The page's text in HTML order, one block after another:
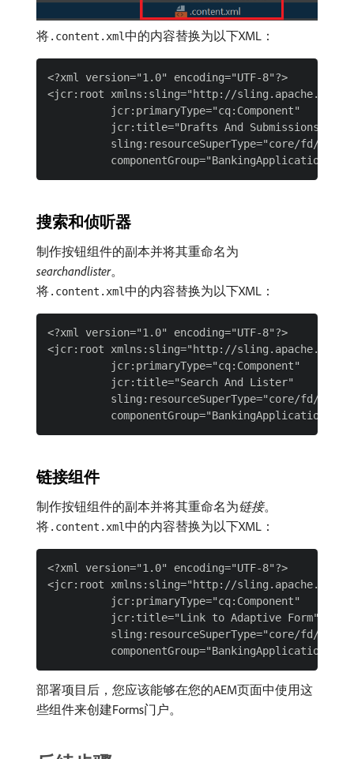
将.content.xml中的内容替换为以下XML：
<?xml version="1.0" encoding="UTF-8"?>
<jcr:root xmlns:sling="http://sling.apache.org/
          jcr:primaryType="cq:Component"
          jcr:title="Drafts And Submissions"
sling:resourceSuperType="core/fd/
搜索和侦听器
制作按钮组件的副本并将其重命名为​
searchandlister。
将.content.xml中的内容替换为以下XML：
<?xml version="1.0" encoding="UTF-8"?>
<jcr:root xmlns:sling="http://sling.apache.org/
          jcr:primaryType="cq:Component"
          jcr:title="Search And Lister"
sling:resourceSuperType="core/fd/
链接组件
制作按钮组件的副本并将其重命名为​链接。
将.content.xml中的内容替换为以下XML：
<?xml version="1.0" encoding="UTF-8"?>
<jcr:root xmlns:sling="http://sling.apache.org/
          jcr:primaryType="cq:Component"
          jcr:title="Link to Adaptive Form"
sling:resourceSuperType="core/fd/
部署项目后，您应该能够在您的AEM页面中使用这
些组件来创建Forms门户。